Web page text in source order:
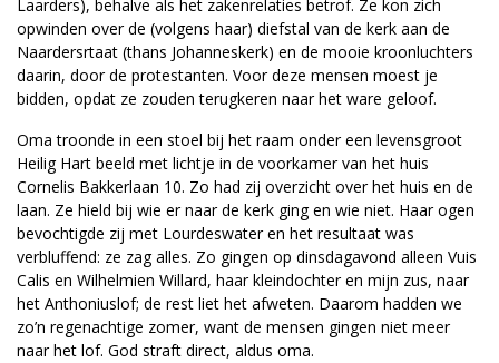
Laarders), behalve als het zakenrelaties betrof. Ze kon zich
opwinden over de (volgens haar) diefstal van de kerk aan de
Naardersrtaat (thans Johanneskerk) en de mooie kroonluchters
daarin, door de protestanten. Voor deze mensen moest je
bidden, opdat ze zouden terugkeren naar het ware geloof.
Oma troonde in een stoel bij het raam onder een levensgroot
Heilig Hart beeld met lichtje in de voorkamer van het huis
Cornelis Bakkerlaan 10. Zo had zij overzicht over het huis en de
laan. Ze hield bij wie er naar de kerk ging en wie niet. Haar ogen
bevochtigde zij met Lourdeswater en het resultaat was
verbluffend: ze zag alles. Zo gingen op dinsdagavond alleen Vuis
Calis en Wilhelmien Willard, haar kleindochter en mijn zus, naar
het Anthoniuslof; de rest liet het afweten. Daarom hadden we
zo’n regenachtige zomer, want de mensen gingen niet meer
naar het lof. God straft direct, aldus oma.